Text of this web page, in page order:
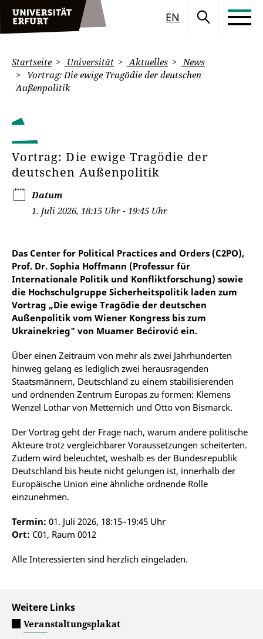
EN
Startseite Universität Aktuelles
News
Vortrag: Die ewige Tragödie der deutschen
Außenpolitik
Vortrag: Die ewige Tragödie der
deutschen Außenpolitik
Datum
1. Juli 2026, 18:15 Uhr - 19:45 Uhr
Das Center for Political Practices and Orders (C2PO),
Prof. Dr. Sophia Hoffmann (Professur für
Internationale Politik und Konfliktforschung) sowie
die Hochschulgruppe Sicherheitspolitik laden zum
Vortrag „Die ewige Tragödie der deutschen
Außenpolitik vom Wiener Kongress bis zum
Ukrainekrieg" von Muamer Bećirović ein.
Über einen Zeitraum von mehr als zwei Jahrhunderten
hinweg gelang es lediglich zwei herausragenden
Staatsmännern, Deutschland zu einem stabilisierenden
und ordnenden Zentrum Europas zu formen: Klemens
Wenzel Lothar von Metternich und Otto von Bismarck.
Der Vortrag geht der Frage nach, warum andere politische
Akteure trotz vergleichbarer Voraussetzungen scheiterten.
Zudem wird beleuchtet, weshalb es der Bundesrepublik
Deutschland bis heute nicht gelungen ist, innerhalb der
Europäische Union eine ähnliche ordnende Rolle
einzunehmen.
Termin: 01. Juli 2026, 18:15–19:45 Uhr
Ort: C01, Raum 0012
Alle Interessierten sind herzlich eingeladen.
Weitere Links
Veranstaltungsplakat